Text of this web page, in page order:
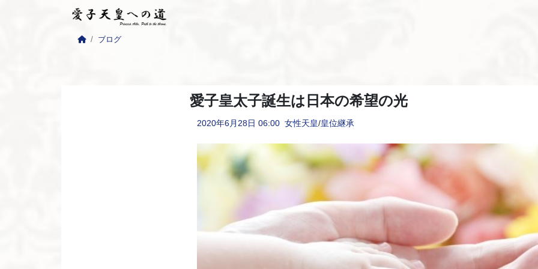
ブログ
愛子皇太子誕生は日本の希望の光
2020年6月28日 06:00 女性天皇/皇位継承